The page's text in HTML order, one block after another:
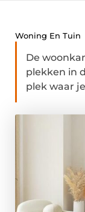
Woning En Tuin
De
plekken in
plek waar